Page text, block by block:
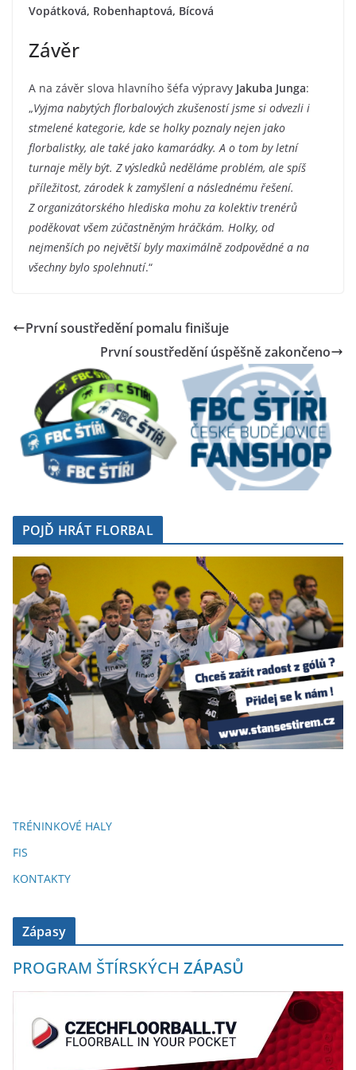
Vopátková, Robenhaptová, Bícová
Závěr
A na závěr slova hlavního šéfa výpravy Jakuba Junga:
„Vyjma nabytých florbalových zkušeností jsme si odvezli i
stmelené kategorie, kde se holky poznaly nejen jako
florbalistky, ale také jako kamarádky. A o tom by letní
turnaje měly být. Z výsledků neděláme problém, ale spíš
příležitost, zárodek k zamyšlení a následnému řešení.
Z organizátorského hlediska mohu za kolektiv trenérů
poděkovat všem zúčastněným hráčkám. Holky, od
nejmenších po největší byly maximálně zodpovědné a na
všechny bylo spolehnutí.“
První soustředění pomalu finišuje
První soustředění úspěšně zakončeno
POJĎ HRÁT FLORBAL
TRÉNINKOVÉ HALY
FIS
KONTAKTY
Zápasy
PROGRAM ŠTÍRSKÝCH ZÁPASŮ